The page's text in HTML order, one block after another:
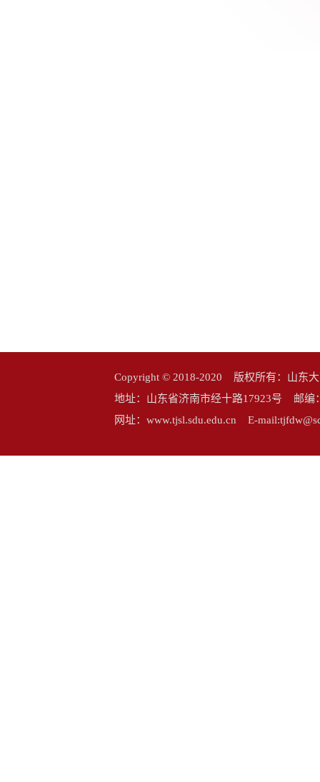
Copyright © 2018-2020 版权所有：山东
地址：山东省济南市经十路17923号 邮
网址：www.tjsl.sdu.edu.cn E-